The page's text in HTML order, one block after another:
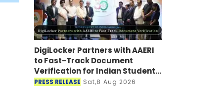
DigiLocker Partners with AAERI
to Fast-Track Document
Verification for Indian Students
Heading to Australia
PRESS RELEASE Sat,8 Aug 2026